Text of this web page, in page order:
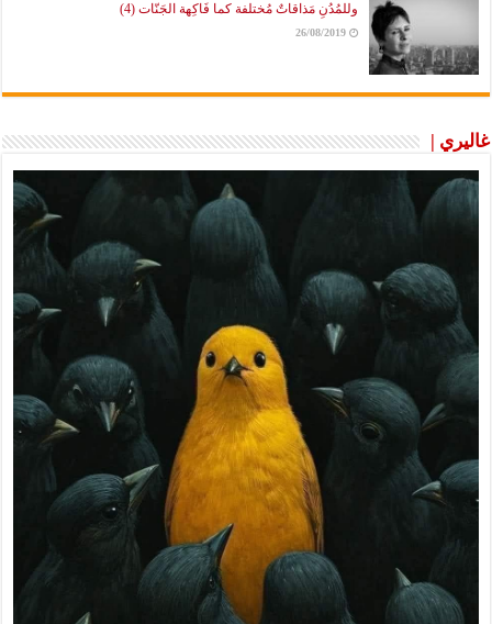
وللمُدُنِ مَذاقاتٌ مُختلفة كما فَاكِهة الجَنّات (4)
26/08/2019
غاليري |